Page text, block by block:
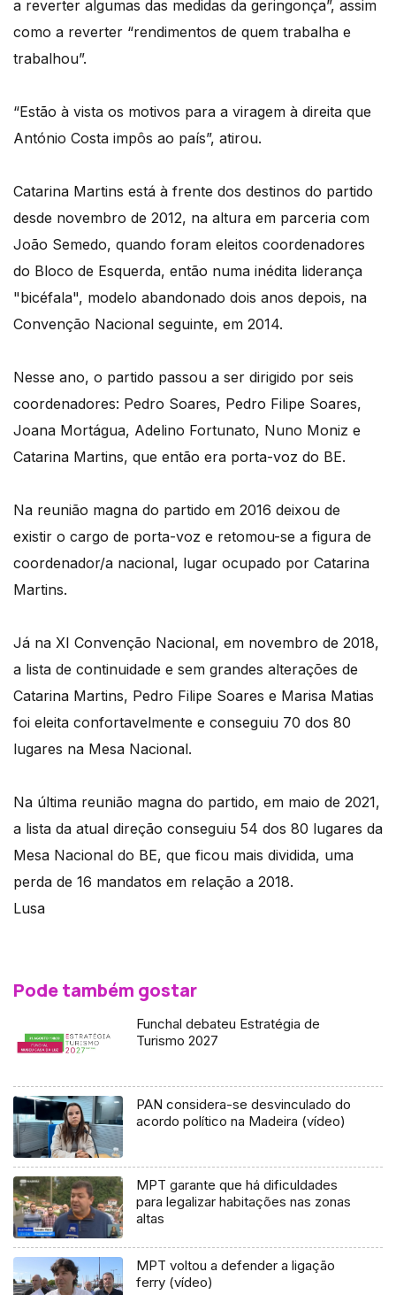
a reverter algumas das medidas da geringonça”, assim
como a reverter “rendimentos de quem trabalha e
trabalhou”.
“Estão à vista os motivos para a viragem à direita que
António Costa impôs ao país”, atirou.
Catarina Martins está à frente dos destinos do partido
desde novembro de 2012, na altura em parceria com
João Semedo, quando foram eleitos coordenadores
do Bloco de Esquerda, então numa inédita liderança
"bicéfala", modelo abandonado dois anos depois, na
Convenção Nacional seguinte, em 2014.
Nesse ano, o partido passou a ser dirigido por seis
coordenadores: Pedro Soares, Pedro Filipe Soares,
Joana Mortágua, Adelino Fortunato, Nuno Moniz e
Catarina Martins, que então era porta-voz do BE.
Na reunião magna do partido em 2016 deixou de
existir o cargo de porta-voz e retomou-se a figura de
coordenador/a nacional, lugar ocupado por Catarina
Martins.
Já na XI Convenção Nacional, em novembro de 2018,
a lista de continuidade e sem grandes alterações de
Catarina Martins, Pedro Filipe Soares e Marisa Matias
foi eleita confortavelmente e conseguiu 70 dos 80
lugares na Mesa Nacional.
Na última reunião magna do partido, em maio de 2021,
a lista da atual direção conseguiu 54 dos 80 lugares da
Mesa Nacional do BE, que ficou mais dividida, uma
perda de 16 mandatos em relação a 2018.
Lusa
Pode também gostar
Funchal debateu Estratégia de
Turismo 2027
PAN considera-se desvinculado do
acordo político na Madeira (vídeo)
MPT garante que há dificuldades
para legalizar habitações nas zonas
altas
MPT voltou a defender a ligação
ferry (vídeo)